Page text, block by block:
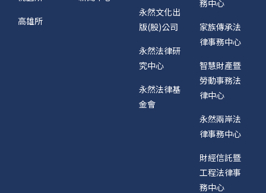
高雄所
永然文化出
版(股)公司
永然法律研
究中心
永然法律基
金會
務中心
家族傳承法
律事務中心
智慧財產暨
勞動事務法
律中心
永然兩岸法
律事務中心
財經信託暨
工程法律事
務中心